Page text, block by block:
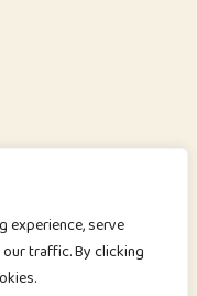
experience, serve
traffic. By clicking